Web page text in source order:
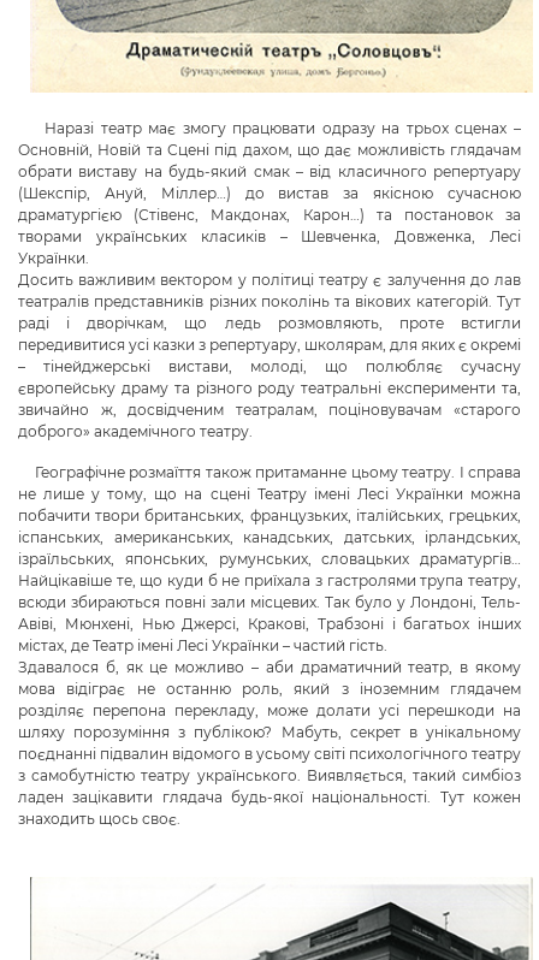
Наразі театр має змогу працювати одразу на трьох сценах –
Основній, Новій та Сцені під дахом, що дає можливість глядачам
обрати виставу на будь-який смак – від класичного репертуару
(Шекспір, Ануй, Міллер…) до вистав за якісною сучасною
драматургією (Стівенс, Макдонах, Карон…) та постановок за
творами українських класиків – Шевченка, Довженка, Лесі
Українки.
Досить важливим вектором у політиці театру є залучення до лав
театралів представників різних поколінь та вікових категорій. Тут
раді і дворічкам, що ледь розмовляють, проте встигли
передивитися усі казки з репертуару, школярам, для яких є окремі
– тінейджерські вистави, молоді, що полюбляє сучасну
європейську драму та різного роду театральні експерименти та,
звичайно ж, досвідченим театралам, поціновувачам «старого
доброго» академічного театру.
Географічне розмаїття також притаманне цьому театру. І справа
не лише у тому, що на сцені Театру імені Лесі Українки можна
побачити твори британських, французьких, італійських, грецьких,
іспанських, американських, канадських, датських, ірландських,
ізраїльських, японських, румунських, словацьких драматургів…
Найцікавіше те, що куди б не приїхала з гастролями трупа театру,
всюди збираються повні зали місцевих. Так було у Лондоні, Тель-
Авіві, Мюнхені, Нью Джерсі, Кракові, Трабзоні і багатьох інших
містах, де Театр імені Лесі Українки – частий гість.
Здавалося б, як це можливо – аби драматичний театр, в якому
мова відіграє не останню роль, який з іноземним глядачем
розділяє перепона перекладу, може долати усі перешкоди на
шляху порозуміння з публікою? Мабуть, секрет в унікальному
поєднанні підвалин відомого в усьому світі психологічного театру
з самобутністю театру українського. Виявляється, такий симбіоз
ладен зацікавити глядача будь-якої національності. Тут кожен
знаходить щось своє.